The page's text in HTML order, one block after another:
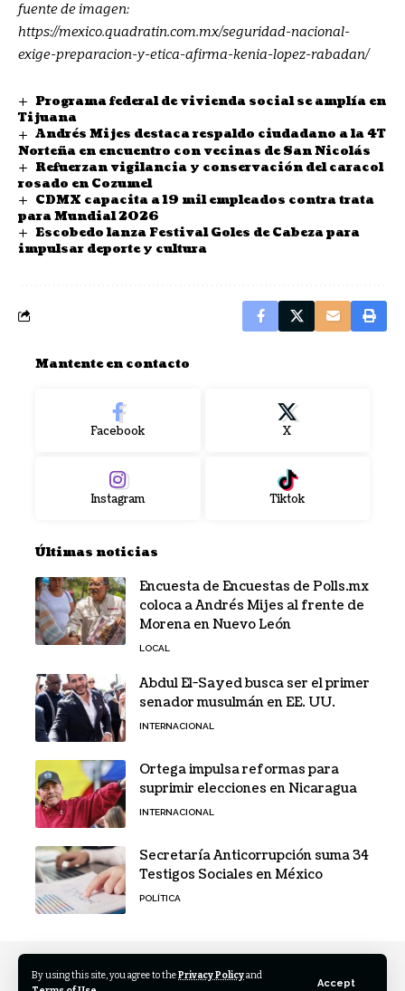
By using this site, you agree to thePrivacy Policyand
Accept
fuente de imagen:
https://mexico.quadratin.com.mx/seguridad-nacional-
exige-preparacion-y-etica-afirma-kenia-lopez-rabadan/
Programa federal de vivienda social se amplía en
Tijuana
Andrés Mijes destaca respaldo ciudadano a la 4T
Norteña en encuentro con vecinas de San Nicolás
Refuerzan vigilancia y conservación del caracol
rosado en Cozumel
CDMX capacita a 19 mil empleados contra trata
para Mundial 2026
Escobedo lanza Festival Goles de Cabeza para
impulsar deporte y cultura
Mantente en contacto
Facebook X
Instagram Tiktok
Últimas noticias
Encuesta de Encuestas de Polls.mx
coloca a Andrés Mijes al frente de
Morena en Nuevo León
LOCAL
Abdul El-Sayed busca ser el primer
senador musulmán en EE. UU.
INTERNACIONAL
Ortega impulsa reformas para
suprimir elecciones en Nicaragua
INTERNACIONAL
Secretaría Anticorrupción suma 34
Testigos Sociales en México
POLÍTICA